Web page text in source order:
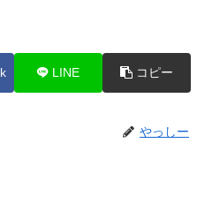
LINE コピー
やっしー